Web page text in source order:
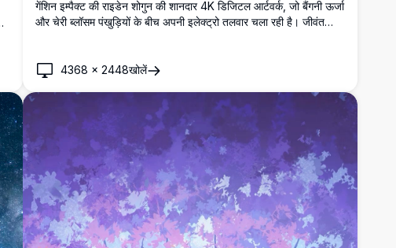
गेंशिन इम्पैक्ट की राइडेन शोगुन की शानदार 4K डिजिटल आर्टवर्क, जो बैंगनी ऊर्जा
और चेरी ब्लॉसम पंखुड़ियों के बीच अपनी इलेक्ट्रो तलवार चला रही है। जीवंत
4368 × 2448खोलें